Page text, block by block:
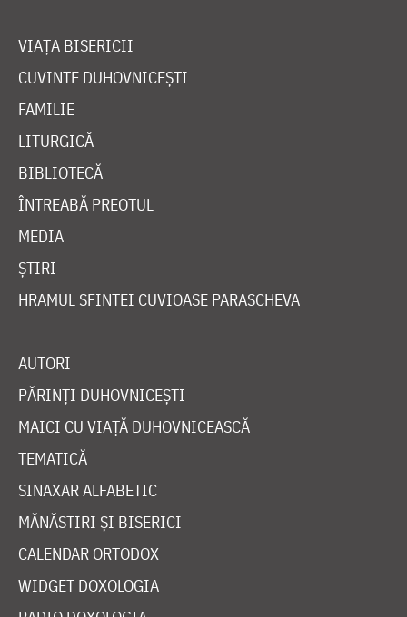
VIAȚA BISERICII
CUVINTE DUHOVNICEȘTI
FAMILIE
LITURGICĂ
BIBLIOTECĂ
ÎNTREABĂ PREOTUL
MEDIA
ȘTIRI
HRAMUL SFINTEI CUVIOASE PARASCHEVA
AUTORI
PĂRINȚI DUHOVNICEȘTI
MAICI CU VIAȚĂ DUHOVNICEASCĂ
TEMATICĂ
SINAXAR ALFABETIC
MĂNĂSTIRI ȘI BISERICI
CALENDAR ORTODOX
WIDGET DOXOLOGIA